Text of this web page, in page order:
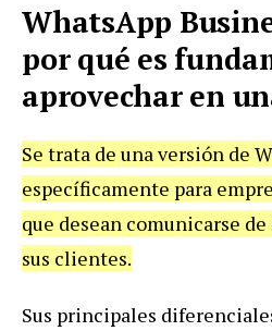
WhatsApp
por qué es
aprovechar en
Se trata de una versión de
específicamente para
que desean comunicarse
sus clientes.
Sus principales